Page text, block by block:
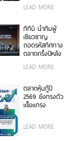
รางวัล ส่งท้าย
113 ปี
LEAD MORE
ทีทีบี นำทีมผู้
เชี่ยวชาญ
ถอดรหัสทิศทาง
ตลาดครึ่งปีหลัง
ผันผวนและคว้า
อย่างมั่นใจ
LEAD MORE
ตลาดหุ้นกู้ปี
2569 ยังทรงตัว
แข็งแกร่ง
LEAD MORE